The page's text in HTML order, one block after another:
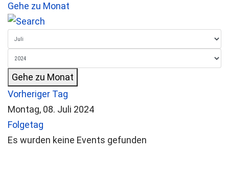
Gehe zu Monat
Gehe zu Monat
Vorheriger Tag
Montag, 08. Juli 2024
Folgetag
Es wurden keine Events gefunden